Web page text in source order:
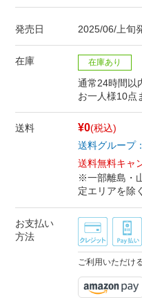
発売日 2025/06/上旬
在庫 在庫あり
通常24時間以
お一人様10点
送料 ¥0(税込)
送料グループ：
送料無料キャ
※一部離島・
定エリアを除く
お支払い
方法
ご利用いただけ